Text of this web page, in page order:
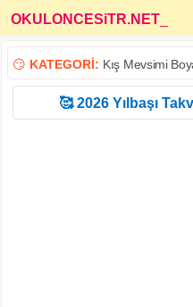
OKULONCESiTR.NET
😏 KATEGORİ: Kış Mevsimi
🥰 2026 Yılbaşı